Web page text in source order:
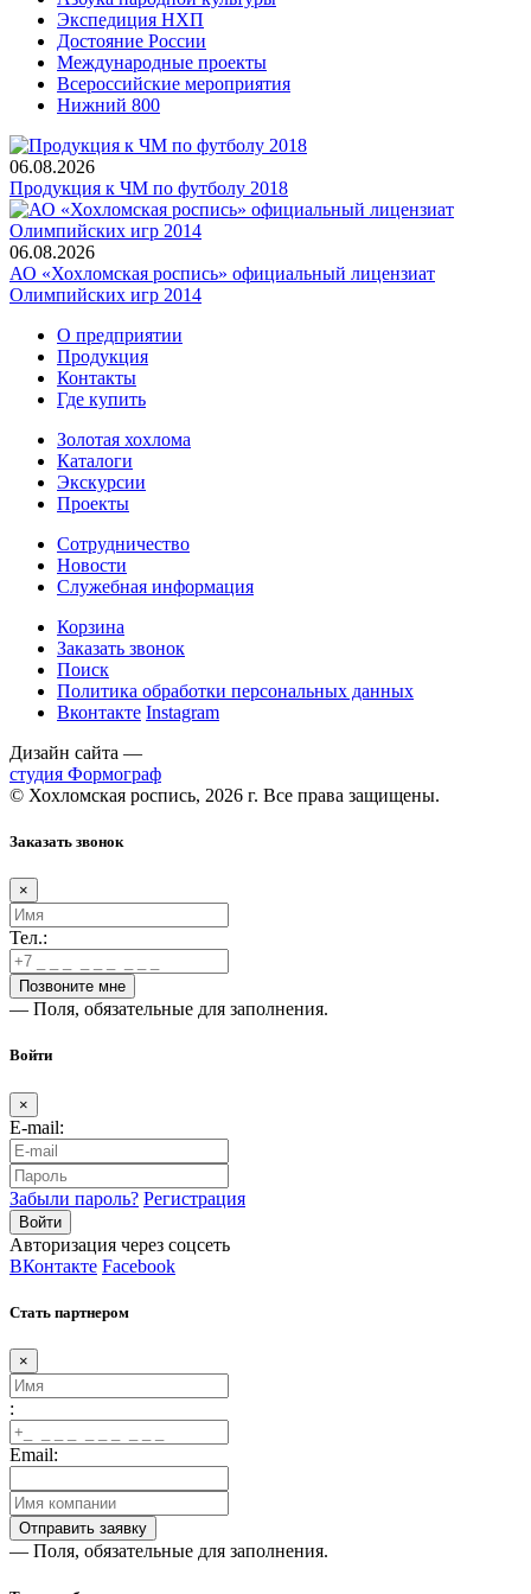
Экспедиция НХП
Достояние России
Международные проекты
Всероссийские мероприятия
Нижний 800
06.08.2026
Продукция к ЧМ по футболу 2018
06.08.2026
АО «Хохломская роспись» официальный лицензиат
Олимпийских игр 2014
О предприятии
Продукция
Контакты
Где купить
Золотая хохлома
Каталоги
Экскурсии
Проекты
Сотрудничество
Новости
Служебная информация
Корзина
Заказать звонок
Поиск
Политика обработки персональных данных
Вконтакте Instagram
Дизайн сайта —
студия Формограф
© Хохломская роспись, 2026 г. Все права защищены.
Заказать звонок
×
Тел.:
— Поля, обязательные для заполнения.
Войти
×
E-mail:
Забыли пароль? Регистрация
Авторизация через соцсеть
ВКонтакте Facebook
Стать партнером
×
:
Email:
— Поля, обязательные для заполнения.